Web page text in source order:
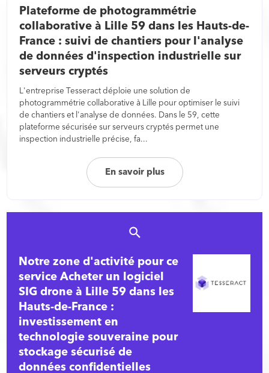
Plateforme de photogrammétrie
collaborative à Lille 59 dans les Hauts-de-
France : suivi de chantiers pour l'analyse
de données d'inspection industrielle sur
serveurs cryptés
L'entreprise Tesseract déploie une solution de
photogrammétrie collaborative à Lille pour optimiser le suivi
de chantiers et l'analyse de données. Dans le 59, cette
plateforme sécurisée sur serveurs cryptés permet une
inspection industrielle précise, fa...
En savoir plus
Notre zone d'activité pour ce
service Acheter un logiciel
SIG drone à Lille 59 dans les
Hauts-de-France :
investissement en
technologie souveraine pour
stockage sécurisé de
données confidentielles